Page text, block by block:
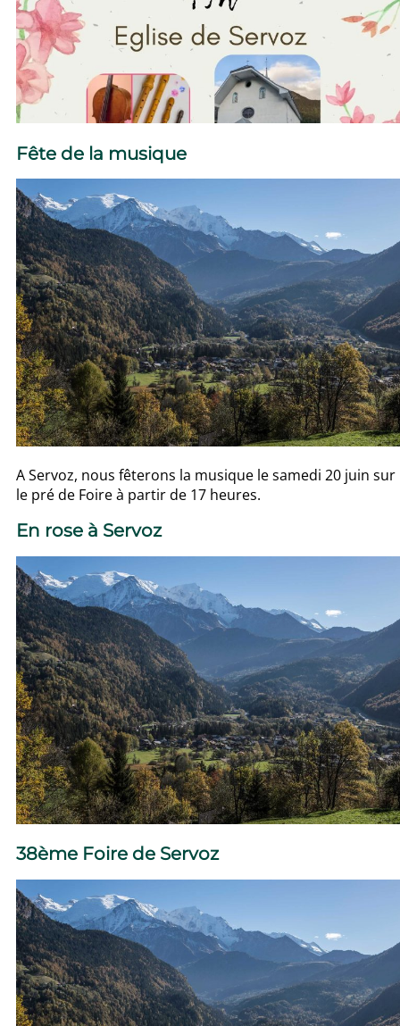
Fête de la musique
A Servoz, nous fêterons la musique le samedi 20 juin sur
le pré de Foire à partir de 17 heures.
En rose à Servoz
38ème Foire de Servoz